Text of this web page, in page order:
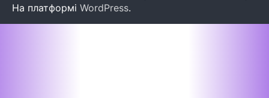
На платформі WordPress.